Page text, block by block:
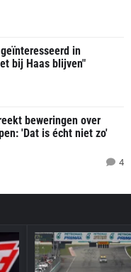
in
bij Haas blijven"
beweringen over
'Dat is écht niet zo'
4